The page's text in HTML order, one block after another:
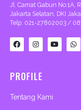
Jl. Camat Gabun No.1A,
Jakarta Selatan, DKI
Telp: 021-27802003 /
F
a
c
o
o
I
n
s
g
r
m
Y
o
u
W
h
a
PROFILE
Tentang Kami